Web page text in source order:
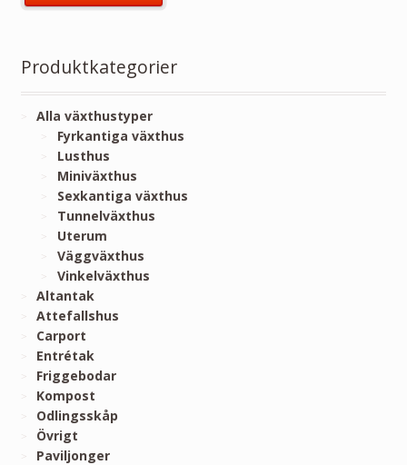
Produktkategorier
Alla växthustyper
Fyrkantiga växthus
Lusthus
Miniväxthus
Sexkantiga växthus
Tunnelväxthus
Uterum
Väggväxthus
Vinkelväxthus
Altantak
Attefallshus
Carport
Entrétak
Friggebodar
Kompost
Odlingsskåp
Övrigt
Paviljonger